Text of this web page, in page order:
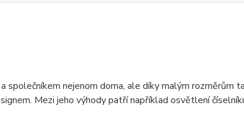
společníkem nejenom doma, ale díky malým rozměrům
Mezi jeho výhody patří například osvětlení